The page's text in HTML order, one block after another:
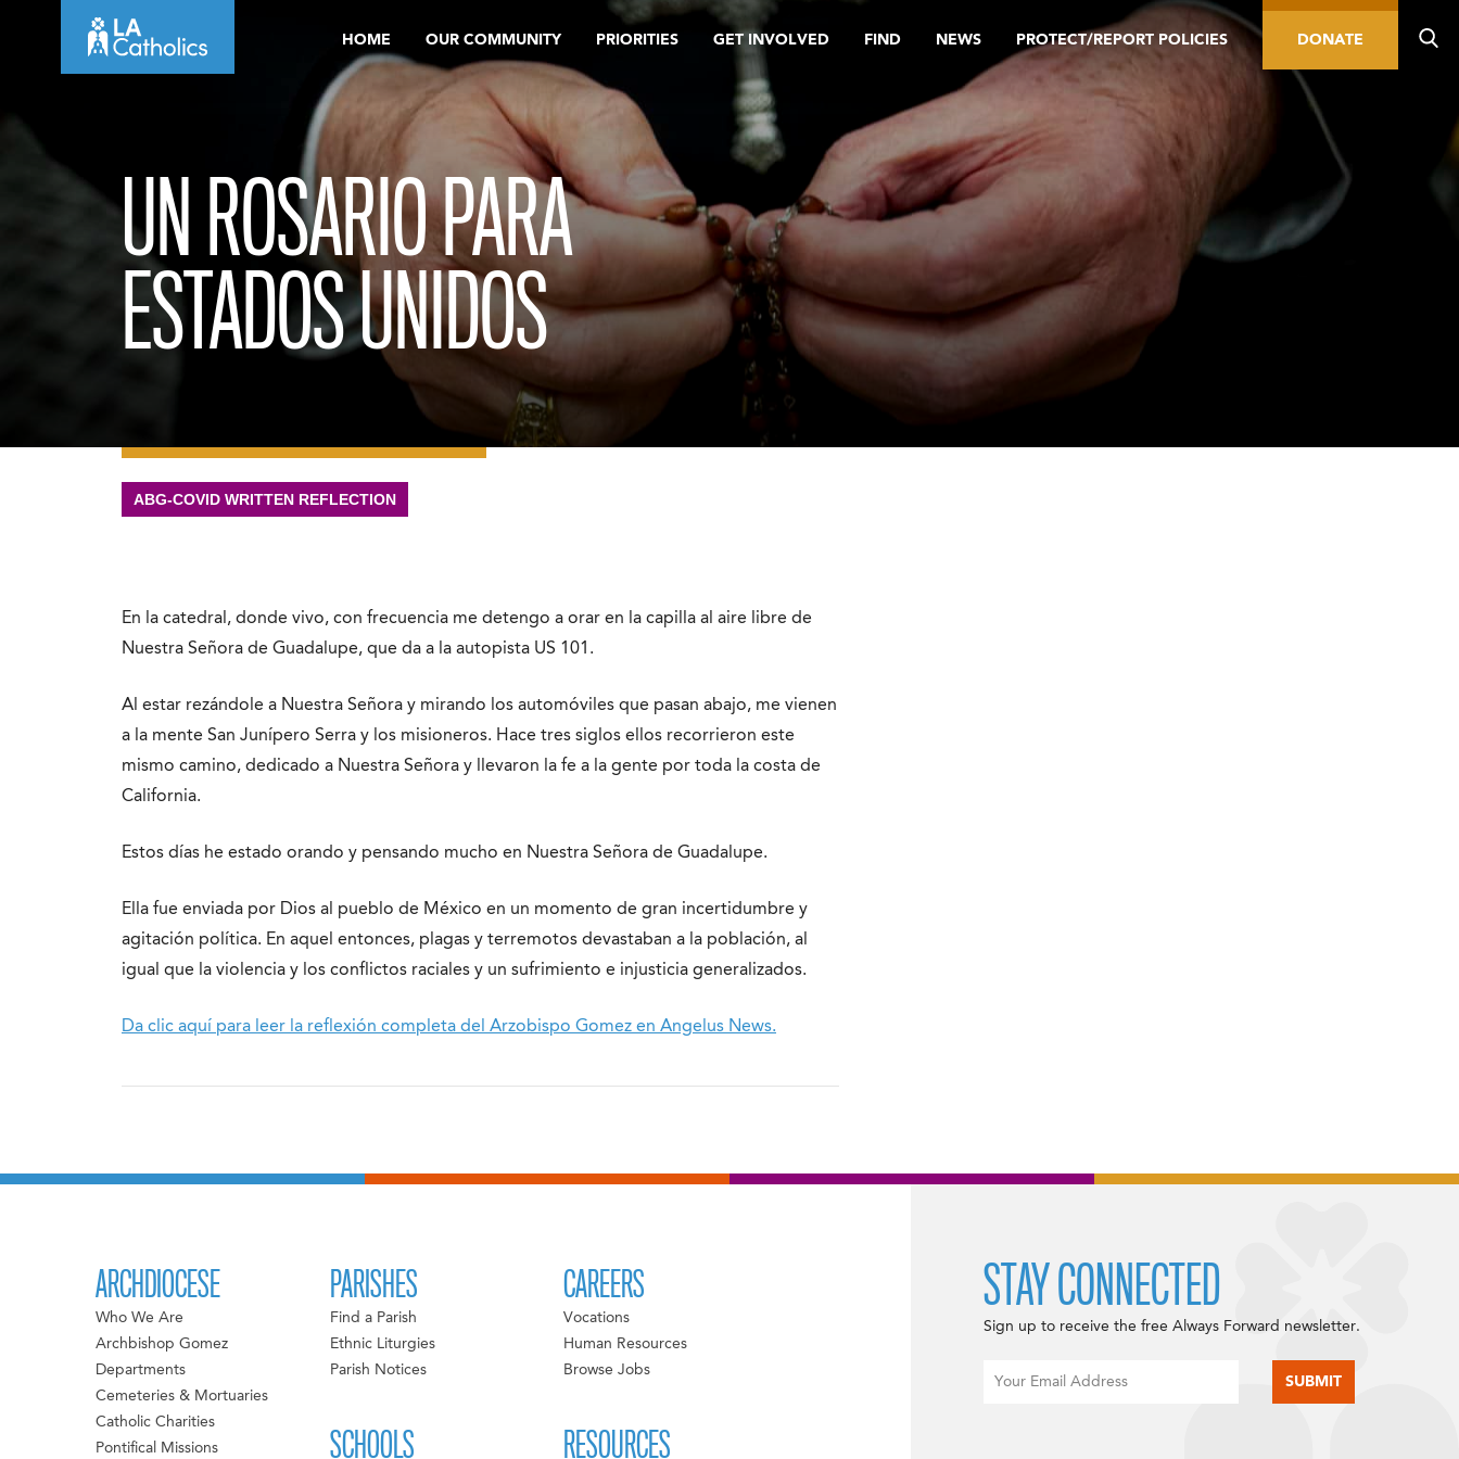
HOME OUR COMMUNITY PRIORITIES GET INVOLVED FIND NEWS PROTECT/REPORT POLICIES DONATE
UN ROSARIO PARA
ESTADOS UNIDOS
ABG-COVID WRITTEN REFLECTION
En la catedral, donde vivo, con frecuencia me detengo a orar en la capilla al aire libre de
Nuestra Señora de Guadalupe, que da a la autopista US 101.
Al estar rezándole a Nuestra Señora y mirando los automóviles que pasan abajo, me vienen
a la mente San Junípero Serra y los misioneros. Hace tres siglos ellos recorrieron este
mismo camino, dedicado a Nuestra Señora y llevaron la fe a la gente por toda la costa de
California.
Estos días he estado orando y pensando mucho en Nuestra Señora de Guadalupe.
Ella fue enviada por Dios al pueblo de México en un momento de gran incertidumbre y
agitación política. En aquel entonces, plagas y terremotos devastaban a la población, al
igual que la violencia y los conflictos raciales y un sufrimiento e injusticia generalizados.
Da clic aquí para leer la reflexión completa del Arzobispo Gomez en Angelus News.
ARCHDIOCESE
Who We Are
Archbishop Gomez
Departments
Cemeteries & Mortuaries
Catholic Charities
Pontifical Missions
PARISHES
Find a Parish
Ethnic Liturgies
Parish Notices
SCHOOLS
CAREERS
Vocations
Human Resources
Browse Jobs
RESOURCES
STAY CONNECTED
Sign up to receive the free Always Forward newsletter.